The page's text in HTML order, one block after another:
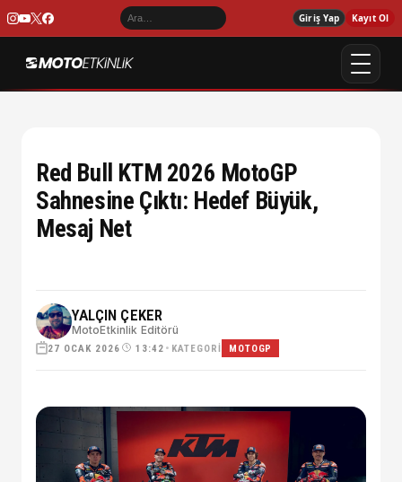
Giriş Yap Kayıt Ol
Red Bull KTM 2026 MotoGP
Sahnesine Çıktı: Hedef Büyük,
Mesaj Net
YALÇIN ÇEKER
MotoEtkinlik Editörü
27 OCAK 2026 13:42 • KATEGORI MOTOGP